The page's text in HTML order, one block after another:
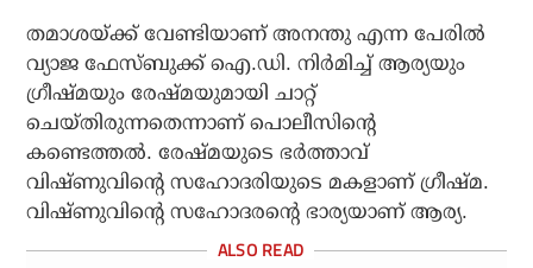
തമാശയ്ക്ക് വേണ്ടിയാണ് അനന്തു എന്ന പേരില്‍
വ്യാജ ഫേസ്ബുക്ക് ഐ.ഡി. നിര്‍മിച്ച് ആര്യയും
ഗ്രീഷ്മയും രേഷ്മയുമായി ചാറ്റ്
ചെയ്തിരുന്നതെന്നാണ് പൊലീസിന്റെ
കണ്ടെത്തല്‍. രേഷ്മയുടെ ഭര്‍ത്താവ്
വിഷ്ണുവിന്റെ സഹോദരിയുടെ മകളാണ് ഗ്രീഷ്മ.
വിഷ്ണുവിന്റെ സഹോദരന്റെ ഭാര്യയാണ് ആര്യ.